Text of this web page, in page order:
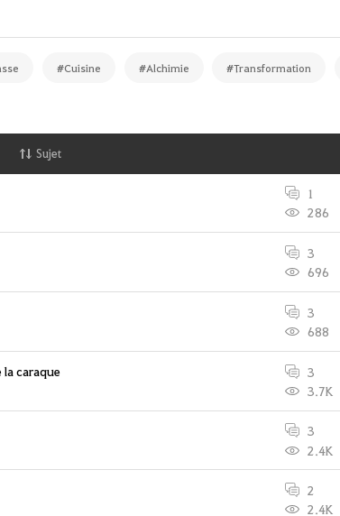
#Cuisine #Alchimie #Transformation
Sujet
1
286
3
696
3
688
caraque
3
3.7K
3
2.4K
2
2.4K